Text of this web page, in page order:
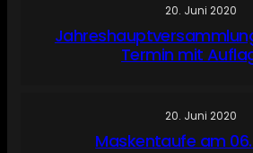
20. Juni 2020
Termin mit
20. Juni 2020
Maskentaufe am